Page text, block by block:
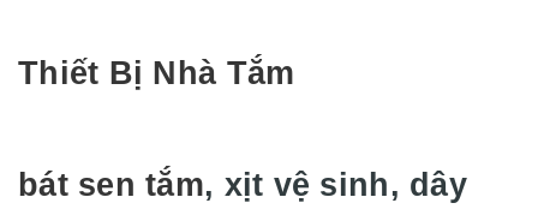
Thiết Bị Nhà Tắm
bát sen tắm, xịt vệ sinh, dây